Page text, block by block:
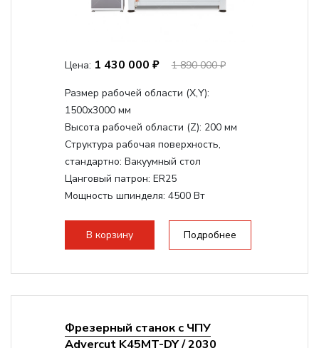
Цена: 1 430 000 ₽ 1 890 000 ₽
Размер рабочей области (Х,Y):
1500x3000 мм
Высота рабочей области (Z): 200 мм
Структура рабочая поверхность,
стандартно: Вакуумный стол
Цанговый патрон: ER25
Мощность шпинделя: 4500 Вт
Мощность инвертора:
10500 Вт
В корзину Подробнее
Фрезерный станок с ЧПУ
Advercut K45MT-DY / 2030